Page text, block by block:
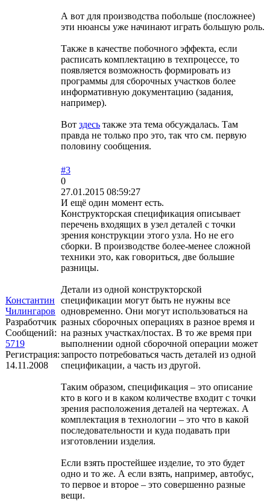
А вот для производства побольше (посложнее)
эти нюансы уже начинают играть большую роль.
Также в качестве побочного эффекта, если
расписать комплектацию в техпроцессе, то
появляется возможность формировать из
программы для сборочных участков более
информативную документацию (задания,
например).
Вот здесь также эта тема обсуждалась. Там
правда не только про это, так что см. первую
половину сообщения.
Константин
Чилингаров
Разработчик
Сообщений:
5719
Регистрация:
14.11.2008
#3
0
27.01.2015 08:59:27
И ещё один момент есть.
Конструкторская спецификация описывает
перечень входящих в узел деталей с точки
зрения конструкции этого узла. Но не его
сборки. В производстве более-менее сложной
техники это, как говориться, две большие
разницы.
Детали из одной конструкторской
спецификации могут быть не нужны все
одновременно. Они могут использоваться на
разных сборочных операциях в разное время и
на разных участках/постах. В то же время при
выполнении одной сборочной операции может
запросто потребоваться часть деталей из одной
спецификации, а часть из другой.
Таким образом, спецификация – это описание
кто в кого и в каком количестве входит с точки
зрения расположения деталей на чертежах. А
комплектация в технологии – это что в какой
последовательности и куда подавать при
изготовлении изделия.
Если взять простейшее изделие, то это будет
одно и то же. А если взять, например, автобус,
то первое и второе – это совершенно разные
вещи.